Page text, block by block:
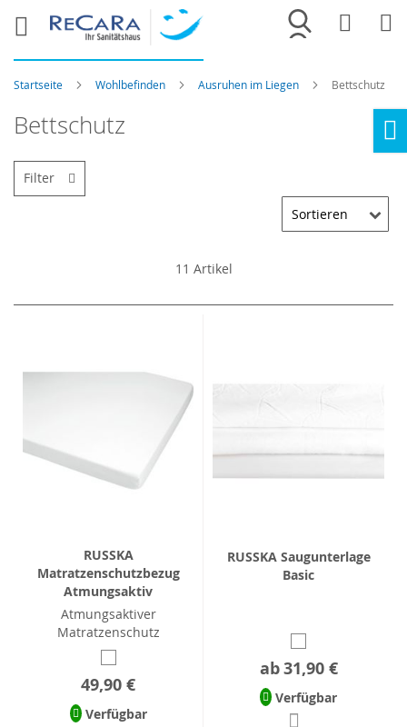
Merkliste
Startseite Wohlbefinden Ausruhen im Liegen Bettschutz
Bettschutz
11 Artikel
RUSSKA
Matratzenschutzbezug
Atmungsaktiv
Atmungsaktiver
Matratzenschutz
49,90 €
Verfügbar
RUSSKA Saugunterlage
Basic
ab31,90 €
Verfügbar
Filter